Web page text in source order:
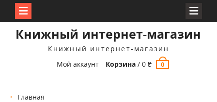
Книжный интернет-магазин
Книжный интернет-магазин
Мой аккаунт
Корзина /0₴ 0
Главная